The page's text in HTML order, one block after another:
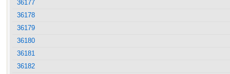
36177
36178
36179
36180
36181
36182